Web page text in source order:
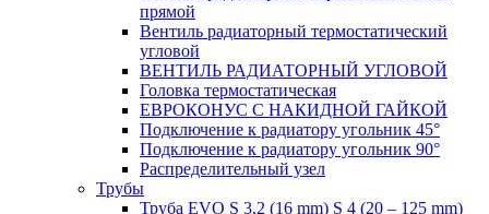
прямой
Вентиль радиаторный термостатический
угловой
ВЕНТИЛЬ РАДИАТОРНЫЙ УГЛОВОЙ
Головка термостатическая
ЕВРОКОНУС С НАКИДНОЙ ГАЙКОЙ
Подключение к радиатору угольник 45°
Подключение к радиатору угольник 90°
Распределительный узел
Трубы
Труба EVO S 3,2 (16 mm) S 4 (20 – 125 mm)